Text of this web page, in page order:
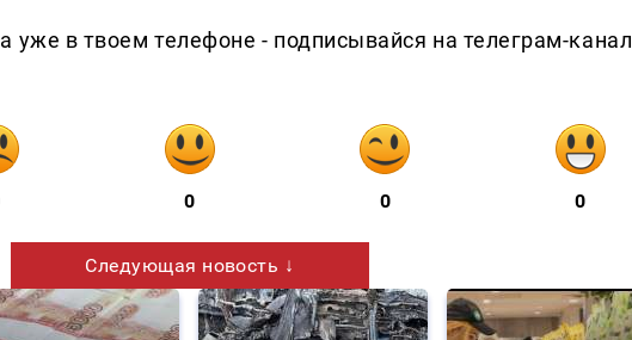
уже в твоем телефоне - подписывайся на телеграм-канал
0 0 0
Следующая новость ↓